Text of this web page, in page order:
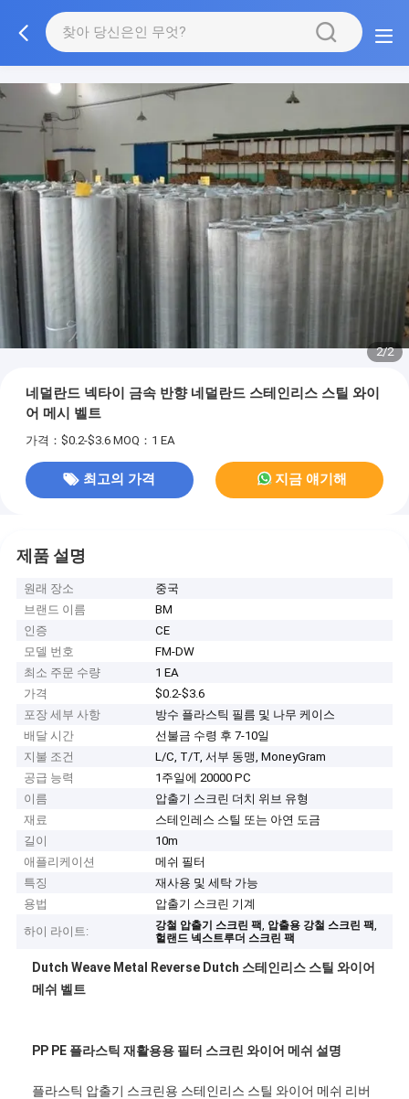
2/2
네덜란드 넥타이 금속 반향 네덜란드 스테인리스 스틸 와이
어 메시 벨트
가격：$0.2-$3.6 MOQ：1 EA
최고의 가격 지금 얘기해
제품 설명
원래 장소
중국
브랜드 이름
BM
인증
CE
모델 번호
FM-DW
최소 주문 수량
1 EA
가격
$0.2-$3.6
포장 세부 사항
방수 플라스틱 필름 및 나무 케이스
배달 시간
선불금 수령 후 7-10일
지불 조건
L/C, T/T, 서부 동맹, MoneyGram
공급 능력
1주일에 20000 PC
이름
압출기 스크린 더치 위브 유형
재료
스테인레스 스틸 또는 아연 도금
길이
10m
애플리케이션
메쉬 필터
특징
재사용 및 세탁 가능
용법
압출기 스크린 기계
하이 라이트:
강철 압출기 스크린 팩, 압출용 강철 스크린 팩,
헐랜드 넥스트루더 스크린 팩
Dutch Weave Metal Reverse Dutch 스테인리스 스틸 와이어
메쉬 벨트
PP PE 플라스틱 재활용용 필터 스크린 와이어 메쉬 설명
플라스틱 압출기 스크린용 스테인리스 스틸 와이어 메쉬 리버